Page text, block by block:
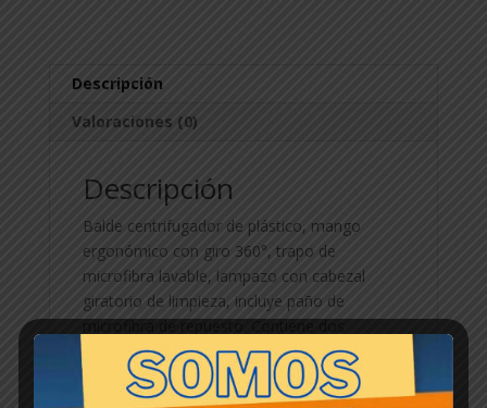
Descripción
Valoraciones (0)
Descripción
Balde centrifugador de plástico, mango
ergonómico con giro 360°, trapo de
microfibra lavable, lampazo con cabezal
giratorio de limpieza, incluye paño de
microfibra de repuesto. Contiene dos
ranuras: una para enjuague y otra para
secado. La caja contiene 18 trapeadores.